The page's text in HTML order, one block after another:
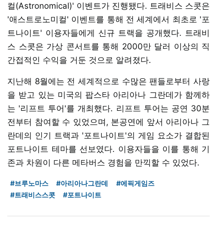
컬(Astronomical)' 이벤트가 진행됐다. 트래비스 스콧은
'애스트로노미컬' 이벤트를 통해 전 세계에서 최초로 '포
트나이트' 이용자들에게 신규 트랙을 공개했다. 트래비
스 스콧은 가상 콘서트를 통해 2000만 달러 이상의 직
간접적인 수익을 거둔 것으로 알려졌다.
지난해 8월에는 전 세계적으로 수많은 팬들로부터 사랑
을 받고 있는 미국의 팝스타 아리아나 그란데가 함께하
는 '리프트 투어'를 개최했다. 리프트 투어는 공연 30분
전부터 참여할 수 있었으며, 본공연에 앞서 아리아나 그
란데의 인기 트랙과 '포트나이트'의 게임 요소가 결합된
포트나이트 테마를 선보였다. 이용자들을 이를 통해 기
존과 차원이 다른 메타버스 경험을 만끽할 수 있었다.
#브루노마스 #아리아나그란데
#에픽게임즈
#트래비스스콧
#포트나이트